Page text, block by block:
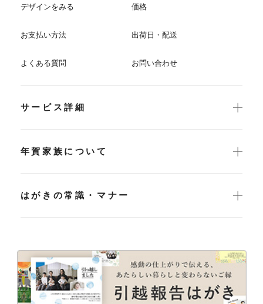
デザインをみる 価格
お支払い方法 出荷日・配送
よくある質問 お問い合わせ
サービス詳細
年賀家族について
はがきの常識・マナー